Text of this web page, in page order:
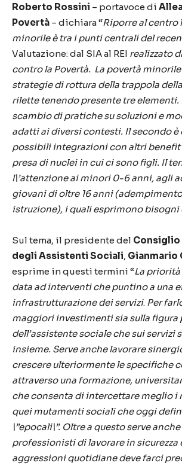
Roberto Rossini – portavoce di
Povertà – dichiara “Riporre al centro
minorile è tra i punti centrali del
Valutazione: dal SIA al REI realizzato
contro la Povertà. La povertà
strategie di rottura della trappola
rilette tenendo presente tre elementi.
scambio di pratiche su soluzioni e
adatti ai diversi contesti. Il secondo
possibili integrazioni con altri benefit
presa di nuclei in cui ci sono figli. Il
l\’attenzione ai minori 0-6 anni, agli
giovani di oltre 16 anni
istruzione), i quali esprimono bisogni
Sul tema, il presidente del Consiglio
degli Assistenti Sociali, Gianmario
esprime in questi termini “La priorità
data ad interventi che puntino a una
infrastrutturazione dei servizi. Per
maggiori investimenti sia sulla figura
dell’assistente sociale che sui servizi
insieme. Serve anche lavorare
crescere ulteriormente le specifiche
attraverso una formazione,
che consenta di intercettare meglio i
quei mutamenti sociali che oggi
\”epocali\”. Oltre a questo serve
professionisti di lavorare in sicurezza
aggressioni quotidiane deve farci